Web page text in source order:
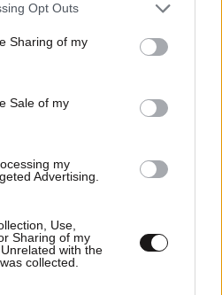
app uses one or more Google
behaviour. You may click to
and its third-party tags to
purposes in below Google
Opt Outs
Sharing of my
Sale of my
my
Advertising.
Use,
Sharing of my
with the
collected.